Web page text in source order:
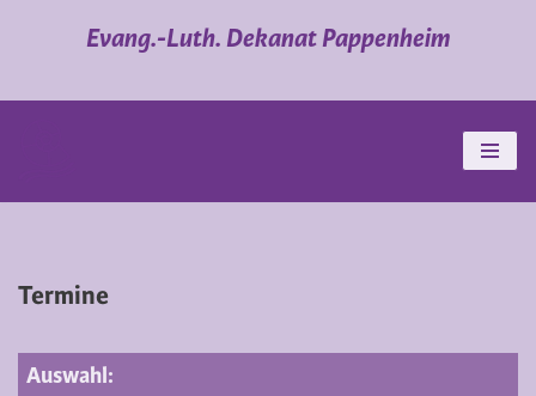
Evang.-Luth. Dekanat Pappenheim
Termine
Auswahl: